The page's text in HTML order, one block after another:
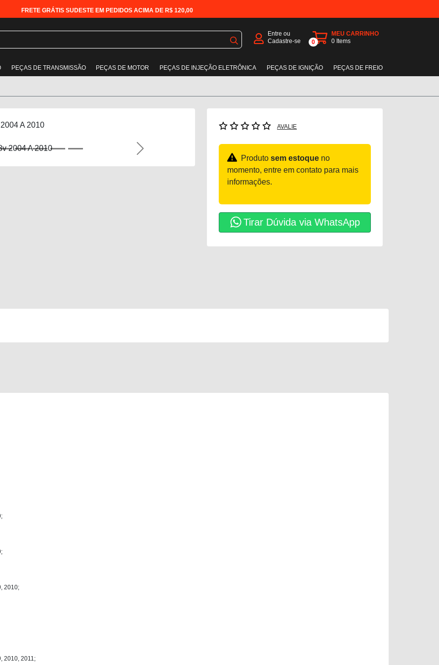
FRETE GRÁTIS SUDESTE EM PEDIDOS ACIMA DE R$ 120,00
Entre ou
Cadastre-se
0
MEU CARRINHO
0 Items
PEÇAS DE TRANSMISSÃO PEÇAS DE MOTOR PEÇAS DE INJEÇÃO ELETRÔNICA PEÇAS DE IGNIÇÃO PEÇAS DE FREIO
A 2010
Next
AVALIE
Produto sem estoque no
momento, entre em contato para mais
informações.
Tirar Dúvida via WhatsApp
2010;
2010, 2011;